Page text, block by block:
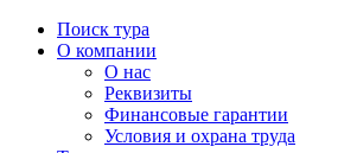
Поиск тура
О компании
О нас
Реквизиты
Финансовые гарантии
Условия и охрана труда